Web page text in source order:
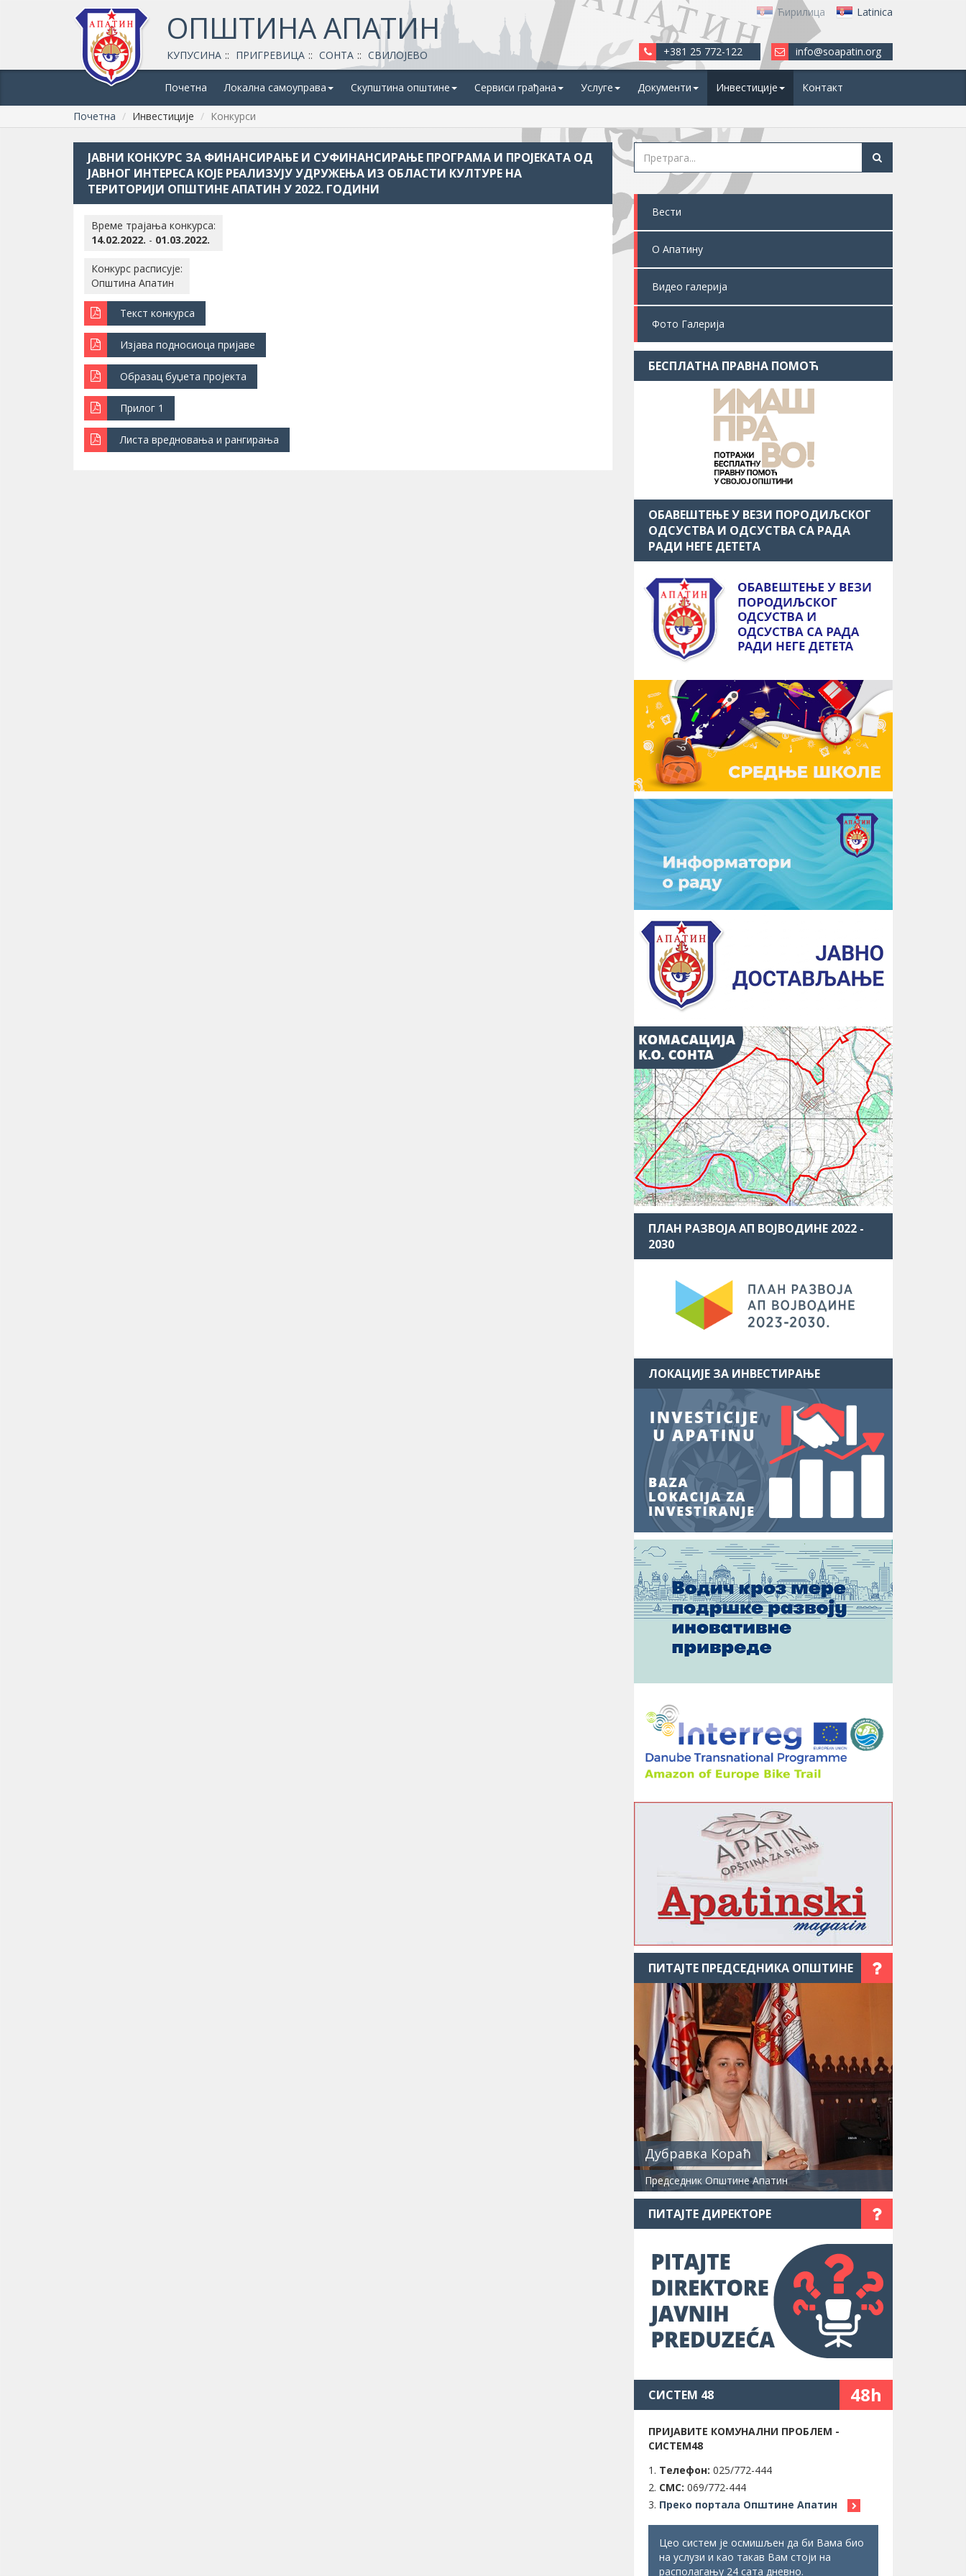
ОПШТИНА АПАТИН
КУПУСИНА ПРИГРЕВИЦА СОНТА СВИЛОЈЕВО
Ћирилица Latinica
+381 25 772-122 info@soapatin.org
Почетна Локална самоуправа Скупштина општине Сервиси грађана Услуге Документи Инвестиције Контакт
Почетна Инвестиције Конкурси
ЈАВНИ КОНКУРС ЗА ФИНАНСИРАЊЕ И СУФИНАНСИРАЊЕ ПРОГРАМА И ПРОЈЕКАТА ОД
ЈАВНОГ ИНТЕРЕСА КОЈЕ РЕАЛИЗУЈУ УДРУЖЕЊА ИЗ ОБЛАСТИ КУЛТУРЕ НА
ТЕРИТОРИЈИ ОПШТИНЕ АПАТИН У 2022. ГОДИНИ
Време трајања конкурса:
14.02.2022. - 01.03.2022.
Конкурс расписује:
Општина Апатин
Текст конкурса
Изјава подносиоца пријаве
Образац буџета пројекта
Прилог 1
Листа вредновања и рангирања
Вести
О Апатину
Видео галерија
Фото Галерија
БЕСПЛАТНА ПРАВНА ПОМОЋ
ОБАВЕШТЕЊЕ У ВЕЗИ ПОРОДИЉСКОГ
ОДСУСТВА И ОДСУСТВА СА РАДА
РАДИ НЕГЕ ДЕТЕТА
ПЛАН РАЗВОЈА АП ВОЈВОДИНЕ 2022 -
2030
ЛОКАЦИЈЕ ЗА ИНВЕСТИРАЊЕ
ПИТАЈТЕ ПРЕДСЕДНИКА ОПШТИНЕ
Дубравка Кораћ
Председник Општине Апатин
ПИТАЈТЕ ДИРЕКТОРЕ
СИСТЕМ 48 48h
ПРИЈАВИТЕ КОМУНАЛНИ ПРОБЛЕМ -
СИСТЕМ48
Телефон: 025/772-444
СМС: 069/772-444
Преко портала Општине Апатин
Цео систем је осмишљен да би Вама био
на услузи и као такав Вам стоји на
располагању 24 сата дневно.